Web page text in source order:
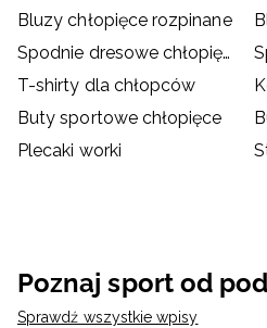
Bluzy chłopięce rozpinane
Spodnie dresowe chłopięce
T-shirty dla chłopców
Buty sportowe chłopięce
Plecaki worki
Poznaj sport od
Sprawdź wszystkie wpisy